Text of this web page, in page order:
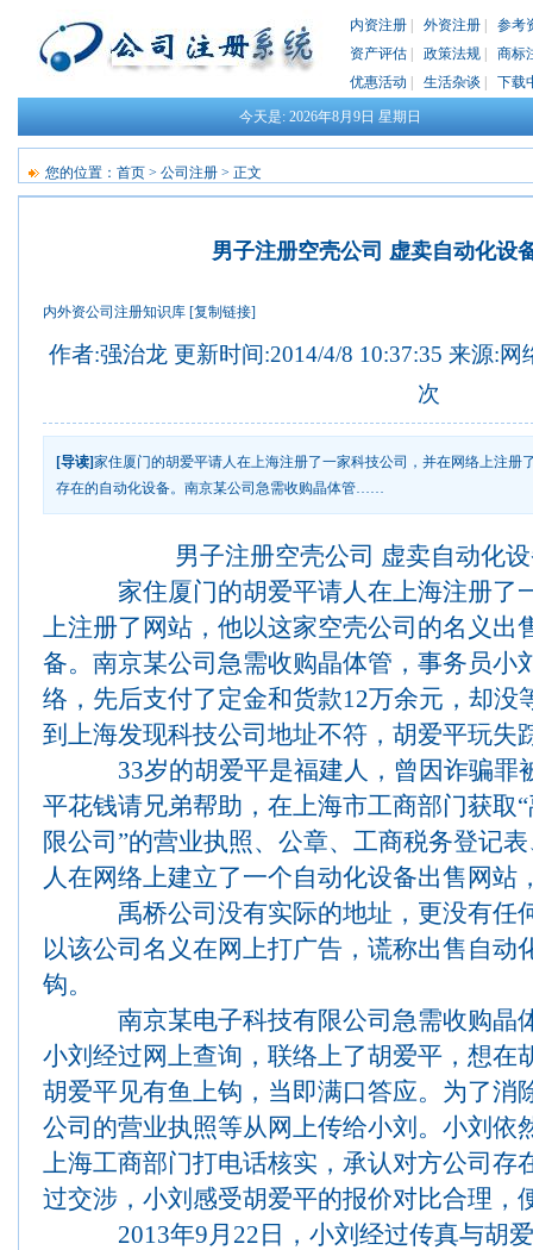
内资注册 外资注册
参考
资产评估
政策法规
商标
优惠活动
生活杂谈 下载
今天是: 2026年8月9日 星期日
您的位置： 首页 > 公司注册 > 正文
男子注册空壳公司 虚卖自动化设
内外资公司注册知识库 [复制链接]
作者:强治龙 更新时间:2014/4/8 10:37:35 来源:
次
[导读]家住厦门的胡爱平请人在上海注册了一家科技公司，并在网络上注册
存在的自动化设备。南京某公司急需收购晶体管……
男子注册空壳公司 虚卖自动化
家住厦门的胡爱平请人在上海注册了一
上注册了网站，他以这家空壳公司的名义出
备。南京某公司急需收购晶体管，事务员小
络，先后支付了定金和货款12万余元，却没
到上海发现科技公司地址不符，胡爱平玩失
33岁的胡爱平是福建人，曾因诈骗罪被
平花钱请兄弟帮助，在上海市工商部门获取
限公司”的营业执照、公章、工商税务登记
人在网络上建立了一个自动化设备出售网站
禹桥公司没有实际的地址，更没有任何
以该公司名义在网上打广告，谎称出售自动
钩。
南京某电子科技有限公司急需收购晶体
小刘经过网上查询，联络上了胡爱平，想在
胡爱平见有鱼上钩，当即满口答应。为了消
公司的营业执照等从网上传给小刘。小刘依
上海工商部门打电话核实，承认对方公司存
过交涉，小刘感受胡爱平的报价对比合理，
2013年9月22日，小刘经过传真与胡爱